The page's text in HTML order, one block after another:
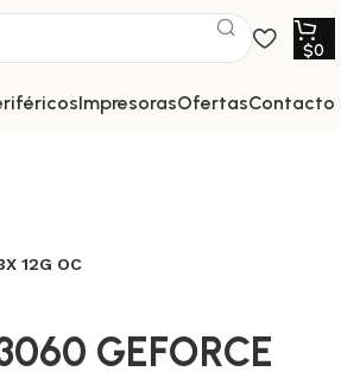
$0
impresoras ofertas contacto
12G OC
GEFORCE